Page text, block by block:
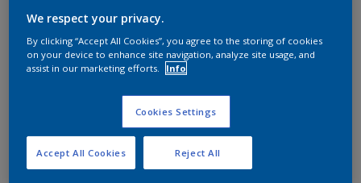
er hard aan om de voorraad aan te vullen.
We respect your privacy.
By clicking “Accept All Cookies”, you agree to the storing of cookies
on your device to enhance site navigation, analyze site usage, and
assist in our marketing efforts.
Info
Cookies Settings
Reject All
Accept All Cookies